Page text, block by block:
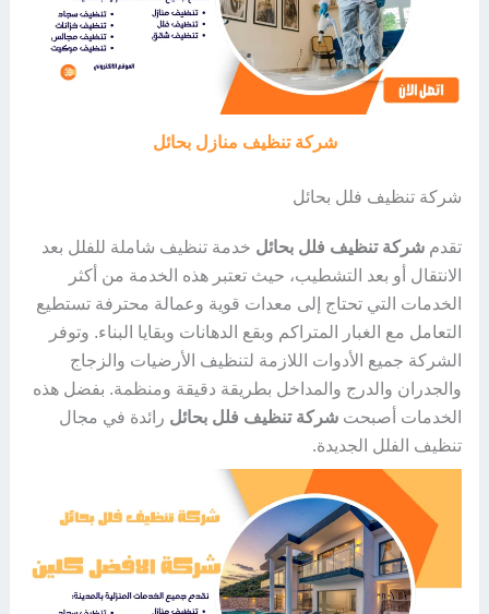
شركة تنظيف منازل بحائل
شركة تنظيف فلل بحائل
تقدم شركة تنظيف فلل بحائل خدمة تنظيف شاملة للفلل بعد
الانتقال أو بعد التشطيب، حيث تعتبر هذه الخدمة من أكثر
الخدمات التي تحتاج إلى معدات قوية وعمالة محترفة تستطيع
التعامل مع الغبار المتراكم وبقع الدهانات وبقايا البناء. وتوفر
الشركة جميع الأدوات اللازمة لتنظيف الأرضيات والزجاج
والجدران والدرج والمداخل بطريقة دقيقة ومنظمة. بفضل هذه
الخدمات أصبحت شركة تنظيف فلل بحائل رائدة في مجال
تنظيف الفلل الجديدة.